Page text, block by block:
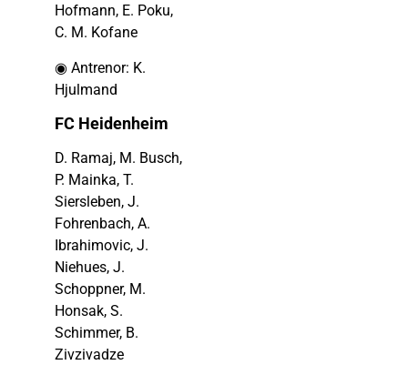
Hofmann, E. Poku,
C. M. Kofane
◉ Antrenor: K.
Hjulmand
FC Heidenheim
D. Ramaj, M. Busch,
P. Mainka, T.
Siersleben, J.
Fohrenbach, A.
Ibrahimovic, J.
Niehues, J.
Schoppner, M.
Honsak, S.
Schimmer, B.
Zivzivadze